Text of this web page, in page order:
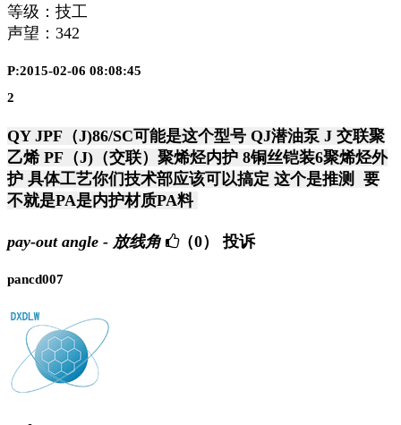
等级：技工
声望： 342
P:2015-02-06 08:08:45
2
QY JPF（J)86/SC可能是这个型号 QJ潜油泵 J 交联聚
乙烯 PF（J)（交联）聚烯烃内护 8铜丝铠装6聚烯烃外
护 具体工艺你们技术部应该可以搞定 这个是推测 要
不就是PA是内护材质PA料
pay-out angle - 放线角 （0） 投诉
pancd007